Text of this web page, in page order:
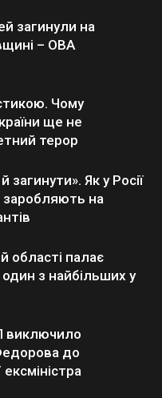
загинули на
– ОВА
Чому
ще не
терор
Як у Росії
заробляють на
області палає
з найбільших у
виключило
до